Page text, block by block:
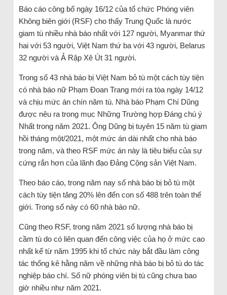
Báo cáo công bố ngày 16/12 của tổ chức Phóng viên
Không biên giới (RSF) cho thấy Trung Quốc là nước
giam tù nhiều nhà báo nhất với 127 người, Myanmar thứ
hai với 53 người, Việt Nam thứ ba với 43 người, Belarus
32 người và Ả Rập Xê Út 31 người.
Trong số 43 nhà báo bị Việt Nam bỏ tù một cách tùy tiện
có nhà báo nữ Phạm Đoan Trang mới ra tòa ngày 14/12
và chịu mức án chín năm tù. Nhà báo Phạm Chí Dũng
được nêu ra trong mục Những Trường hợp Đáng chú ý
Nhất trong năm 2021. Ông Dũng bị tuyên 15 năm tù giam
hồi tháng một/2021, một mức án dài nhất cho nhà báo
trong năm, và theo RSF mức án này là tiêu biểu của sự
cứng rắn hơn của lãnh đạo Đảng Cộng sản Việt Nam.
Theo báo cáo, trong năm nay số nhà báo bị bỏ tù một
cách tùy tiện tăng 20% lên đến con số 488 trên toàn thế
giới. Trong số này có 60 nhà báo nữ.
Cũng theo RSF, trong năm 2021 số lượng nhà báo bị
cầm tù do có liên quan đến công việc của họ ở mức cao
nhất kể từ năm 1995 khi tổ chức này bắt đầu làm công
tác thống kê hằng năm về những nhà báo bị bỏ tù do tác
nghiệp báo chí. Số nữ phóng viên bị tù cũng chưa bao
giờ nhiều như năm 2021.